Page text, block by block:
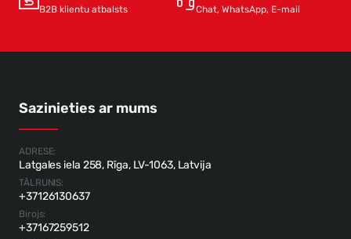
B2B klientu atbalsts Chat, WhatsApp, E-mail
Sazinieties ar mums
ADRESE:
Latgales iela 258, Rīga, LV-1063, Latvija
TĀLRUNIS:
+37126130637
Birojs:
+37167259512